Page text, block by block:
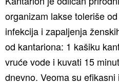
organizam lakse toleriše
infekcija i zapaljenja
od kantariona: 1 kašiku
vruće vode i kuvati 15
dnevno. Veoma su